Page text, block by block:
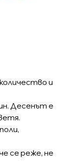
и
Десенът е
се реже, не